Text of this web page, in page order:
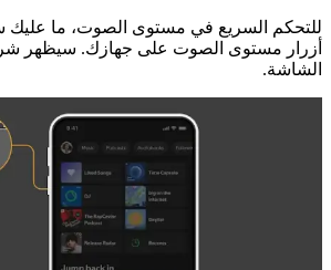
للتحكم السريع في مستوى الصوت، ما
أزرار مستوى الصوت على جهازك. سيظهر
الشاشة.